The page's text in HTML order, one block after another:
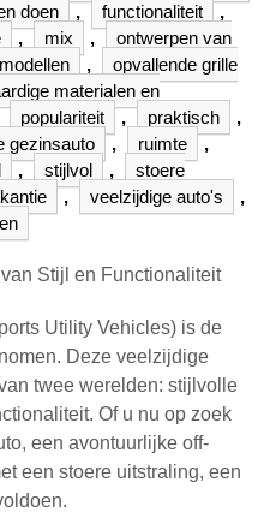
doen , functionaliteit
,
, mix ,
ontwerpen van
,
opvallende grille
materialen en
populariteit , praktisch
,
gezinsauto , ruimte
,
, stijlvol ,
stoere
, veelzijdige auto's
,
Stijl en Functionaliteit
Utility Vehicles) is de
Deze veelzijdige
twee werelden: stijlvolle
Of u nu op zoek
een avontuurlijke off-
een stoere uitstraling, een